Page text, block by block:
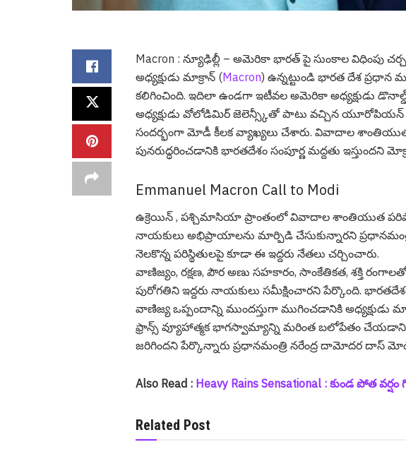
Macron : న్యూఢిల్లీ – అమెరికా భార‌త్ పై సుంకాల విధింపు
అధ్య‌క్షుడు మాక్రాన్ (Macron) ఉన్న‌ట్టుండి భార‌త దేశ ప్ర‌ధాన
క‌లిగించింది. ఇదిలా ఉండ‌గా ఇటీవ‌ల‌ అమెరికా అధ్యక్షుడు
అధ్యక్షుడు వోలోడిమిర్ జెలెన్స్కీతో పాటు వచ్చిన
సంద‌ర్భంగా మోడీ కీల‌క వ్యాఖ్య‌లు చేశారు. వివాదాల శాంతియుత
పునరుద్ధరించడానికి భారతదేశం సంపూర్ణ మ‌ద్ద‌తు ఇస్తుంద‌ని
Emmanuel Macron Call to Modi
ఉక్రెయిన్ , పశ్చిమాసియా ప్రాంతంలో వివాదాల శాంతియుత
నాయకులు అభిప్రాయాలను మార్పిడి చేసుకున్నారని
నెల‌కొన్న ప‌రిస్థితుల‌పై కూడా ఈ ఇద్ద‌రు నేత‌లు చ‌ర్చించారు.
వాణిజ్యం, రక్షణ, పౌర అణు సహకారం, సాంకేతికత, శక్తి
పురోగతిని ఇద్దరు నాయకులు సమీక్షించారని పేర్కొంది.
వాణిజ్య ఒప్పందాన్ని ముందస్తుగా ముగించడానికి అధ్యక్షుడు
ఫ్రాన్స్ వ్యూహాత్మక భాగస్వామ్యాన్ని మరింత బలోపేతం చేయడానికి
జ‌రిగింద‌ని పేర్కొన్నారు ప్ర‌ధాన‌మంత్రి న‌రేంద్ర దామోద‌ర దాస్
Also Read : Heavy Rains Sensational : కుండ పోత
Related Post